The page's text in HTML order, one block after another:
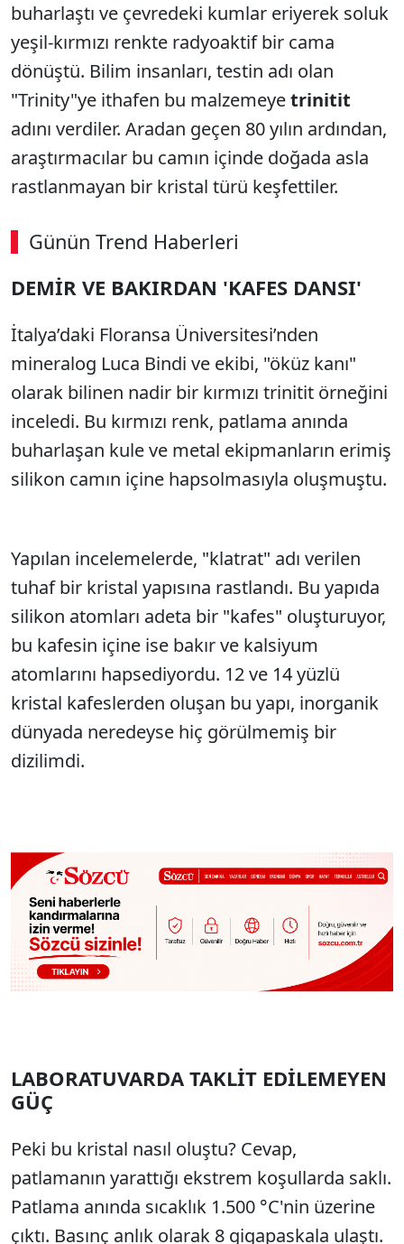
buharlaştı ve çevredeki kumlar eriyerek soluk
yeşil-kırmızı renkte radyoaktif bir cama
dönüştü. Bilim insanları, testin adı olan
"Trinity"ye ithafen bu malzemeyetrinitit
adını verdiler. Aradan geçen 80 yılın ardından,
araştırmacılar bu camın içinde doğada asla
rastlanmayan bir kristal türü keşfettiler.
Günün Trend Haberleri
00:02 / 03:08
Sesi Aç
DEMİR VE BAKIRDAN 'KAFES DANSI'
İtalya’daki Floransa Üniversitesi’nden
mineralog Luca Bindi ve ekibi, "öküz kanı"
olarak bilinen nadir bir kırmızı trinitit örneğini
inceledi. Bu kırmızı renk, patlama anında
buharlaşan kule ve metal ekipmanların erimiş
silikon camın içine hapsolmasıyla oluşmuştu.
Yapılan incelemelerde, "klatrat" adı verilen
tuhaf bir kristal yapısına rastlandı. Bu yapıda
silikon atomları adeta bir "kafes" oluşturuyor,
bu kafesin içine ise bakır ve kalsiyum
atomlarını hapsediyordu. 12 ve 14 yüzlü
kristal kafeslerden oluşan bu yapı, inorganik
dünyada neredeyse hiç görülmemiş bir
dizilimdi.
LABORATUVARDA TAKLİT EDİLEMEYEN
GÜÇ
Peki bu kristal nasıl oluştu? Cevap,
patlamanın yarattığı ekstrem koşullarda saklı.
Patlama anında sıcaklık 1.500 °C'nin üzerine
çıktı. Basınç anlık olarak 8 gigapaskala ulaştı.